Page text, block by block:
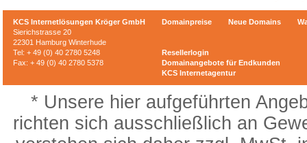
KCS Internetlösungen Kröger GmbH
Sierichstrasse 20
22301 Hamburg Winterhude
Tel: + 49 (0) 40 2780 5248
Fax: + 49 (0) 40 2780 5378
Domainpreise Neue Domains
Resellerlogin
Domainangebote für Endkunden
KCS Internetagentur
* Unsere hier aufgeführten
richten sich ausschließlich an